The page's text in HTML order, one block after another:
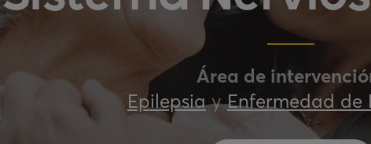
Área de
EpilepsiayEnfermedad de